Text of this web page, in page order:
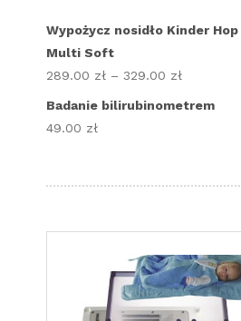
Wypożycz nosidło Kinder Hop
Multi Soft
289.00 zł – 329.00 zł
329.00 zł
Badanie bilirubinometrem
49.00 zł